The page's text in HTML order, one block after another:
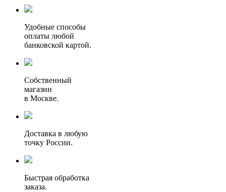
Удобные способы
оплаты любой
банковской картой.
Собственный
магазин
в Москве.
Доставка в любую
точку России.
Быстрая обработка
заказа.